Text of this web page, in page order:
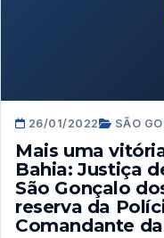
26/01/2022 SÃO
Mais uma
Bahia: Justiça
São Gonçalo
reserva da
Comandante